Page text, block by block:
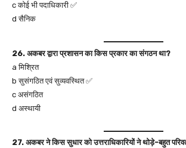
c कोई भी पदाधिकारी ✅
d सैनिक
26. अकबर द्वारा प्रशासन का किस प्रकार का संगठन था?
a मिश्रित
b सुसंगठित एवं सुव्यवस्थित ✅
c असंगठित
d अस्थायी
27. अकबर ने किस सुधार को उत्तराधिकारियों ने थोड़े-बहुत